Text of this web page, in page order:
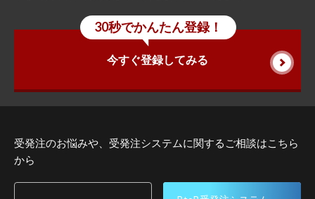
今すぐ登録してみる
30秒でかんたん登録！
受発注のお悩みや、受発注システムに関するご相談はこちら
から